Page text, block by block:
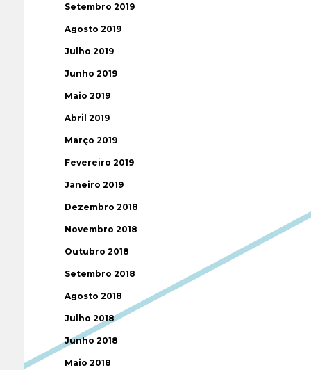
Setembro 2019
Agosto 2019
Julho 2019
Junho 2019
Maio 2019
Abril 2019
Março 2019
Fevereiro 2019
Janeiro 2019
Dezembro 2018
Novembro 2018
Outubro 2018
Setembro 2018
Agosto 2018
Julho 2018
Junho 2018
Maio 2018